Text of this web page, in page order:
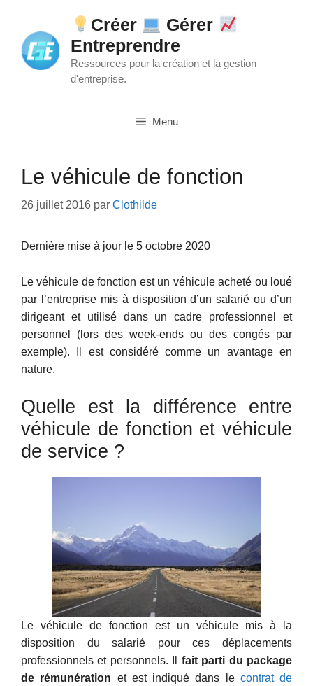
contenu
Créer
Gérer
Entreprendre
Ressources pour la création et la gestion
d'entreprise.
Menu
Le véhicule de fonction
26 juillet 2016 par Clothilde
Dernière mise à jour le 5 octobre 2020
Le véhicule de fonction est un véhicule acheté ou loué
par l’entreprise mis à disposition d’un salarié ou d’un
dirigeant et utilisé dans un cadre professionnel et
personnel (lors des week-ends ou des congés par
exemple). Il est considéré comme un avantage en
nature.
Quelle est la différence entre
véhicule de fonction et véhicule
de service ?
Le véhicule de fonction est un véhicule mis à la
disposition du salarié pour ces déplacements
professionnels et personnels. Il fait parti du package
de rémunération et est indiqué dans le contrat de